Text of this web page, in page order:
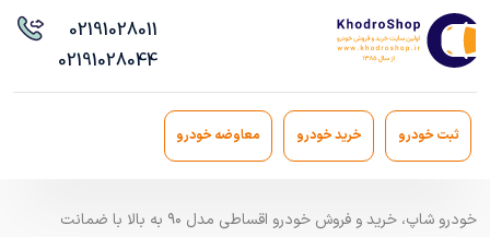
02191028011
02191028044
ثبت خودرو خرید خودرو معاوضه خودرو
خودرو شاپ، خرید و فروش خودرو اقساطی مدل ۹۰ به بالا با ضمانت